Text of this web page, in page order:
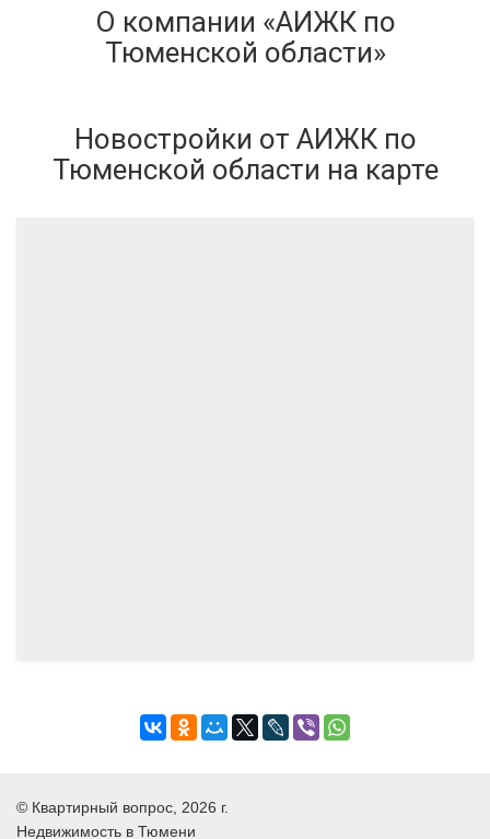
О компании «АИЖК по
Тюменской области»
Новостройки от АИЖК по
Тюменской области на карте
© Квартирный вопрос , 2026 г.
Недвижимость в Тюмени